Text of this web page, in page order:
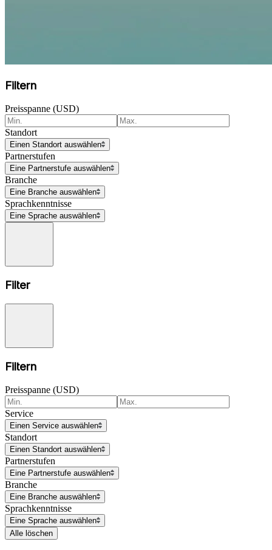
Filtern
Preisspanne (USD)
Standort
Einen Standort auswählen
Partnerstufen
Eine Partnerstufe auswählen
Branche
Eine Branche auswählen
Sprachkenntnisse
Eine Sprache auswählen
Filter
Filtern
Preisspanne (USD)
Service
Einen Service auswählen
Standort
Einen Standort auswählen
Partnerstufen
Eine Partnerstufe auswählen
Branche
Eine Branche auswählen
Sprachkenntnisse
Eine Sprache auswählen
Alle löschen